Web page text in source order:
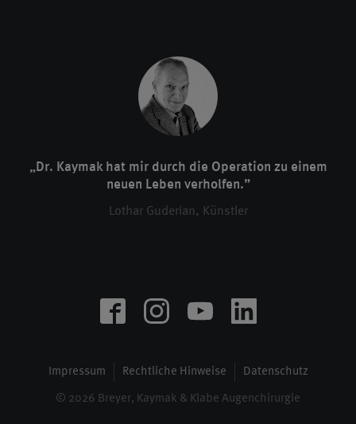
„Dr. Kaymak hat mir durch die Operation zu einem
neuen Leben verholfen.”
Lothar Guderian, Künstler
Impressum Rechtliche Hinweise Datenschutz
© 2026 Breyer, Kaymak & Klabe Augenchirurgie